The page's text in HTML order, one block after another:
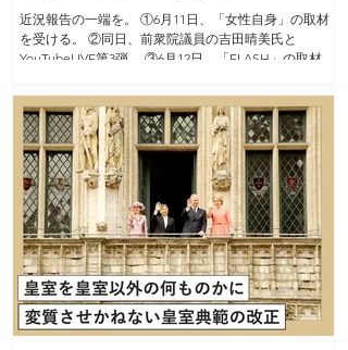
近況報告の一端を。 ①6月11日、「女性自身」の取材
を受ける。 ②同日、前衆院議員の吉田晴美氏と
YouTubeLIVE第3弾。 ③6月12日、「FLASH」の取材を
レジデントオンライン「高森明勅の皇室ウォッチ」公
開。 ⑥6月16日、都内の皇居勤労奉仕団の事前勉強会
の講師を務めた。 ⑦同日、大学で私が担当している授
業（「国史」及び「神道概論」） の一環として靖国神
社に正式参拝し、その後、資料課長のご案内で遊就館
の拝観。OBなども参加して約80名。神社ご当局のご理
解を戴き、この行事を長年続けて来たが今年度一杯で
定年の為、この日で最後になった。関係した皆さんに
感謝。 ⑧6月19日、同月2本目のプレジデントオンライ
ン「高森明勅の皇室ウォッチ」公開。 ⑨6月22日、
「史」編集会議。 ⑩同日、「NoBoderNews」に出
演。野田佳彦元首相も同番組にビデオ出演。 ⑪6月25
日、「女性自身」の取材を受ける。 ⑫6月26日、皇居